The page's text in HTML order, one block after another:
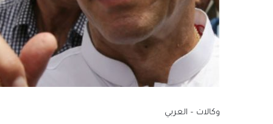
وكالات – العربي